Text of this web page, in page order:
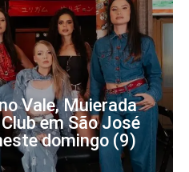
Vale, Muierada
em São José
domingo (9)